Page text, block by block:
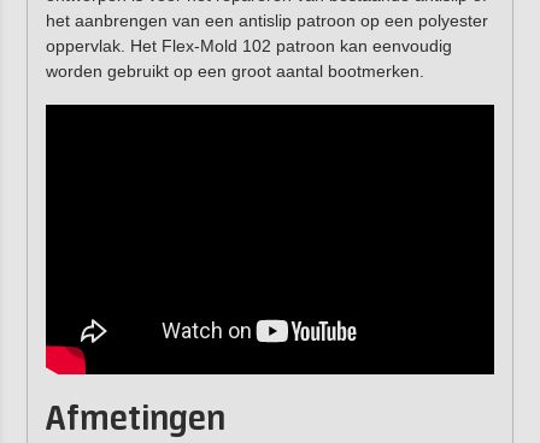
het aanbrengen van een antislip patroon op een polyester
oppervlak. Het Flex-Mold 102 patroon kan eenvoudig
worden gebruikt op een groot aantal bootmerken.
Afmetingen